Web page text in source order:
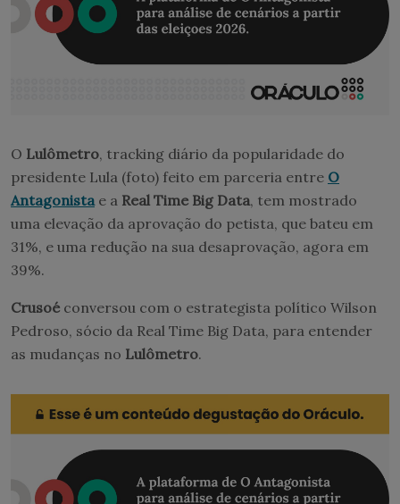
O Lulômetro, tracking diário da popularidade do
presidente Lula (foto) feito em parceria entre O
Antagonista e a Real Time Big Data, tem mostrado
uma elevação da aprovação do petista, que bateu em
31%, e uma redução na sua desaprovação, agora em
39%.
Crusoé conversou com o estrategista político Wilson
Pedroso, sócio da Real Time Big Data, para entender
as mudanças no Lulômetro.